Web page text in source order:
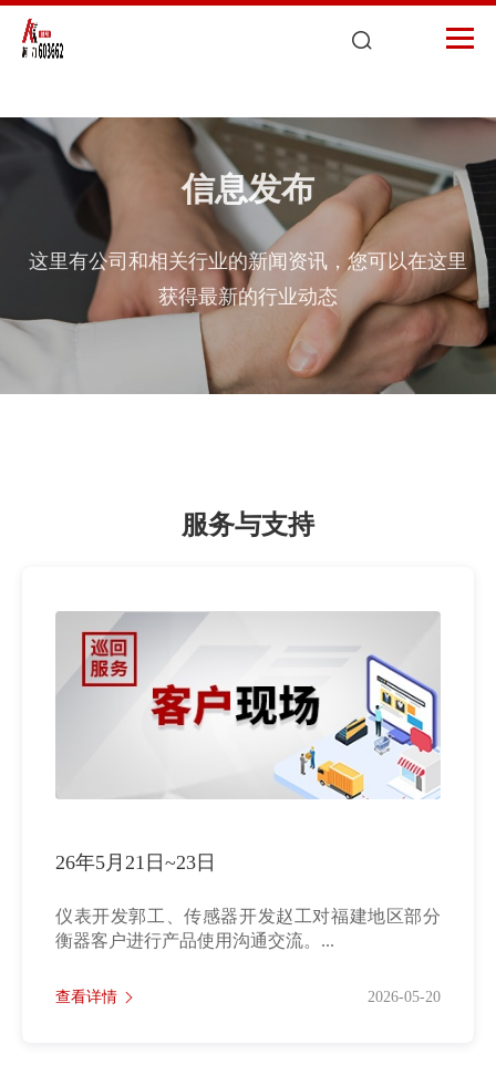
荣耀体育网页版
信息发布
这里有公司和相关行业的新闻资讯，您可以在这里
获得最新的行业动态
服务与支持
26年5月21日~23日
仪表开发郭工、传感器开发赵工对福建地区部分
衡器客户进行产品使用沟通交流。...
查看详情 2026-05-20